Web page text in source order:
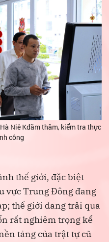
Niê Kđăm thăm, kiểm tra thực
công
thế giới, đặc biệt
vực Trung Đông đang
thế giới đang trải qua
rất nghiêm trọng kể
tảng của trật tự cũ